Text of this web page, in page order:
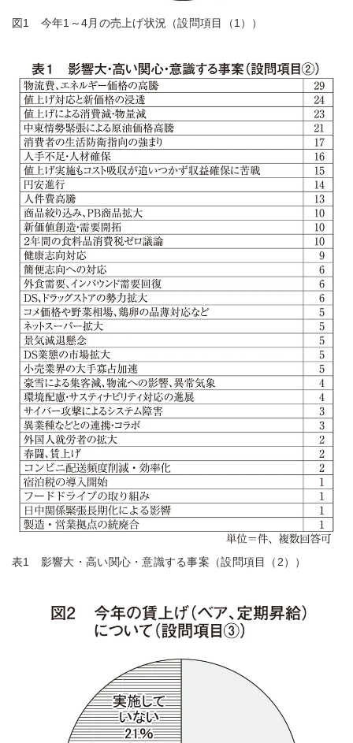
図1 今年1～4月の売上げ状況（設問項目（1））
表1 影響大・高い関心・意識する事案（設問項目（2））